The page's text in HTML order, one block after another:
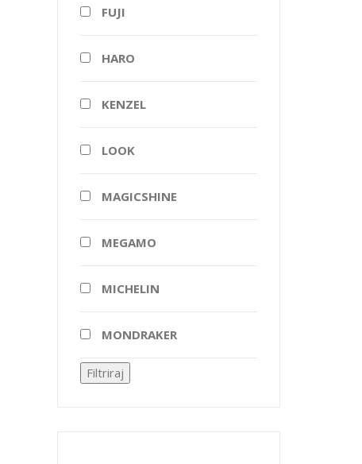
FUJI
HARO
KENZEL
LOOK
MAGICSHINE
MEGAMO
MICHELIN
MONDRAKER
Filtriraj